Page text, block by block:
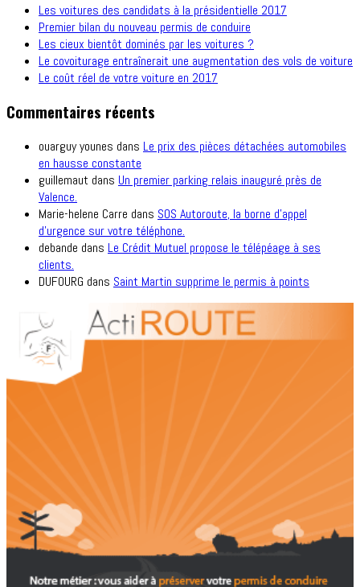
Les voitures des candidats à la présidentielle 2017
Premier bilan du nouveau permis de conduire
Les cieux bientôt dominés par les voitures ?
Le covoiturage entraînerait une augmentation des vols de voiture
Le coût réel de votre voiture en 2017
Commentaires récents
ouarguy younes dans Le prix des pièces détachées automobiles
en hausse constante
guillemaut dans Un premier parking relais inauguré près de
Valence.
Marie-helene Carre dans SOS Autoroute, la borne d’appel
d’urgence sur votre téléphone.
debande dans Le Crédit Mutuel propose le télépéage à ses
clients.
DUFOURG dans Saint Martin supprime le permis à points